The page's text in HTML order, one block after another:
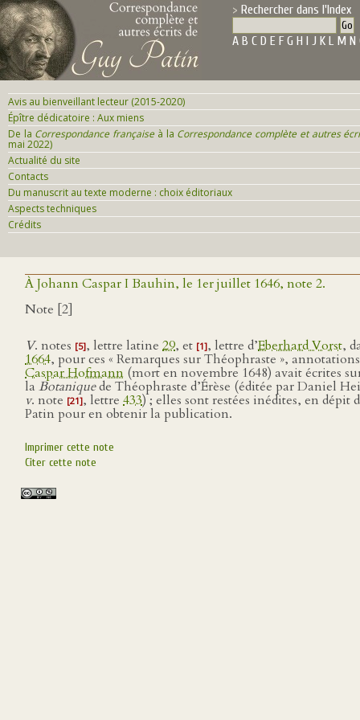
Rechercher dans l'Index
A B C D E F G H I J K L M N